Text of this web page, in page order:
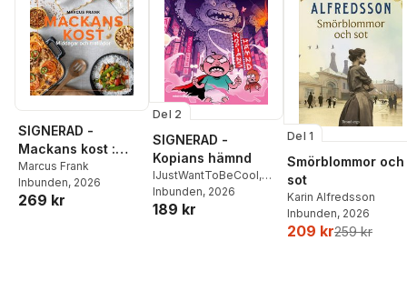
SIGNERAD -
Mackans kost :
Middagar och
matlådor
Marcus Frank
Inbunden, 2026
269 kr
Del 2
SIGNERAD -
Kopians hämnd
IJustWantToBeCool,
Joel Adolphson
Ejdemo Beer
Inbunden, 2026
189 kr
Del 1
Smörblommor och
sot
Karin Alfredsson
Inbunden, 2026
209 kr259 kr